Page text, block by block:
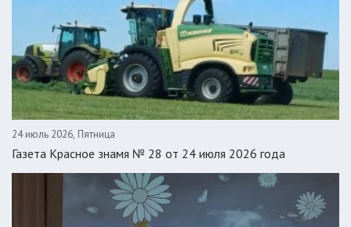
24 июль 2026, Пятница
Газета Красное знамя № 28 от 24 июля 2026 года